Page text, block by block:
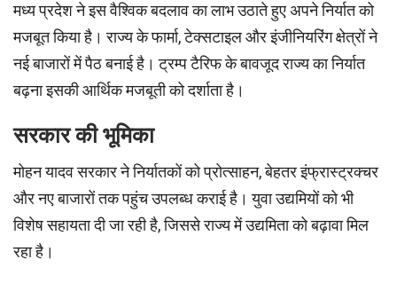
मध्य प्रदेश ने इस वैश्विक बदलाव का लाभ उठाते हुए अपने निर्यात को
मजबूत किया है। राज्य के फार्मा, टेक्सटाइल और इंजीनियरिंग क्षेत्रों ने
नई बाजारों में पैठ बनाई है। ट्रम्प टैरिफ के बावजूद राज्य का निर्यात
बढ़ना इसकी आर्थिक मजबूती को दर्शाता है।
सरकार की भूमिका
मोहन यादव सरकार ने निर्यातकों को प्रोत्साहन, बेहतर इंफ्रास्ट्रक्चर
और नए बाजारों तक पहुंच उपलब्ध कराई है। युवा उद्यमियों को भी
विशेष सहायता दी जा रही है, जिससे राज्य में उद्यमिता को बढ़ावा मिल
रहा है।